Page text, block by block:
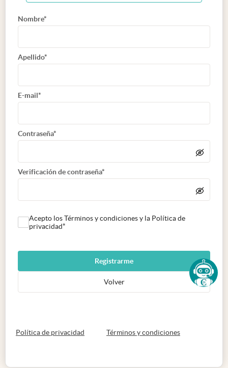
Nombre*
Apellido*
E-mail*
Contraseña*
Verificación de contraseña*
Acepto los Términos y condiciones y la Política de
privacidad*
Registrarme
Volver
Política de privacidad abre en nueva pestaña
Términos y condicionesabre en nueva